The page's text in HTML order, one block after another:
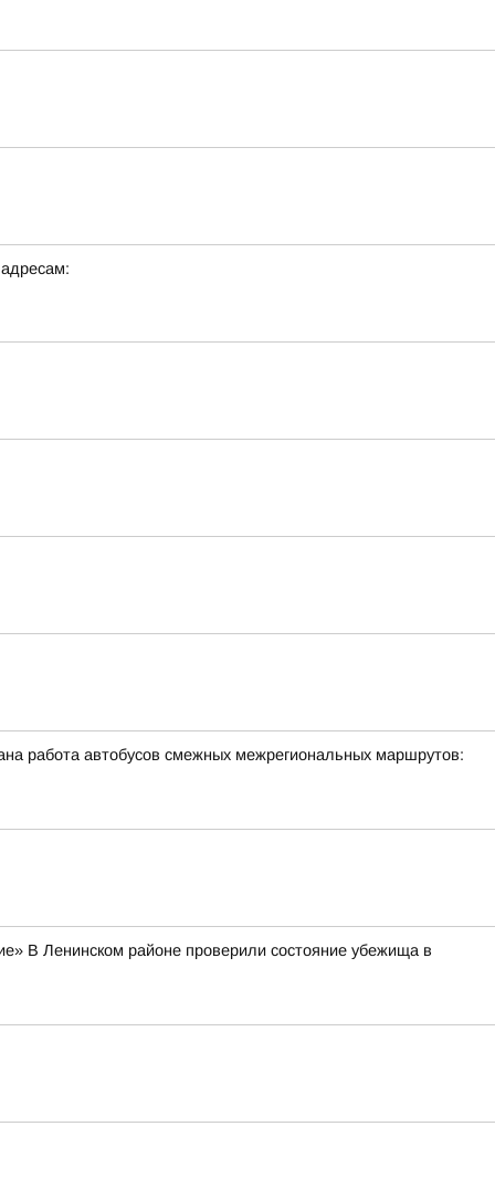
работа автобусов смежных межрегиональных маршрутов:
В Ленинском районе проверили состояние убежища в